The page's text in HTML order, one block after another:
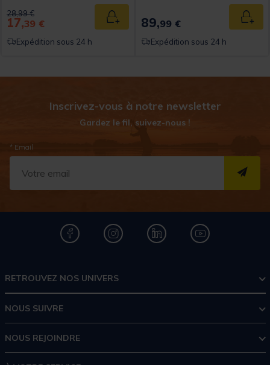
Price reduced from
28,99 €to
17,39 € Ajouter au panier
Expédition sous 24 h
89,99 €
Expédition sous 24 h
Inscrivez-vous à notre newsletter
Gardez le fil, suivez-nous !
* Email
RETROUVEZ NOS UNIVERS
NOUS SUIVRE
NOUS REJOINDRE